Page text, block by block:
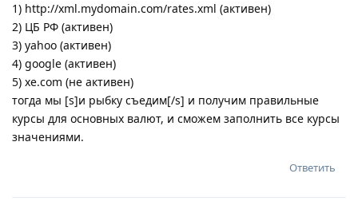
1) http://xml.mydomain.com/rates.xml (активен)
2) ЦБ РФ (активен)
3) yahoo (активен)
4) google (активен)
5) xe.com (не активен)
тогда мы [s]и рыбку съедим[/s] и получим правильные
курсы для основных валют, и сможем заполнить все курсы
значениями.
Ответить